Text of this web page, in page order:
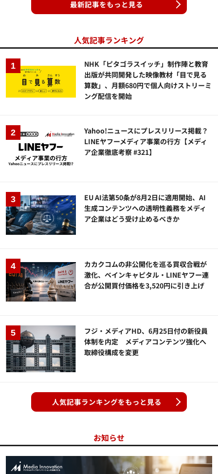
最新記事をもっと見る
人気記事ランキング
NHK「ピタゴラスイッチ」制作陣と教育
出版が共同開発した映像教材「目で見る
算数」、月額680円で個人向けストリーミ
ング配信を開始
Yahoo!ニュースにプレスリリース掲載？
LINEヤフーメディア事業の行方【メディ
ア企業徹底考察 #321】
EU AI法第50条が8月2日に適用開始、AI
生成コンテンツへの透明性義務をメディ
ア企業はどう受け止めるべきか
カカクコムの非公開化を巡る買収合戦が
激化、ベインキャピタル・LINEヤフー連
合が公開買付価格を3,520円に引き上げ
フジ・メディアHD、6月25日付の新役員
体制を内定 メディアコンテンツ強化へ
取締役構成を変更
人気記事ランキングをもっと見る
お知らせ